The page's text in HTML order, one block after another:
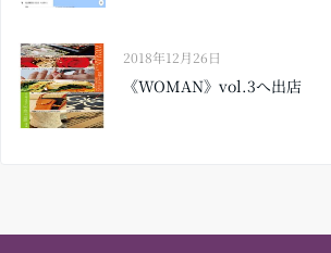
2018年12月26日
《WOMAN》vol.3へ出店